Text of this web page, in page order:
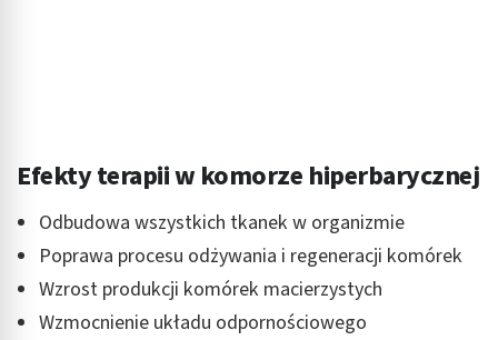
Efekty terapii w komorze hiperbarycznej
Odbudowa wszystkich tkanek w organizmie
Poprawa procesu odżywania i regeneracji komórek
Wzrost produkcji komórek macierzystych
Wzmocnienie układu odpornościowego